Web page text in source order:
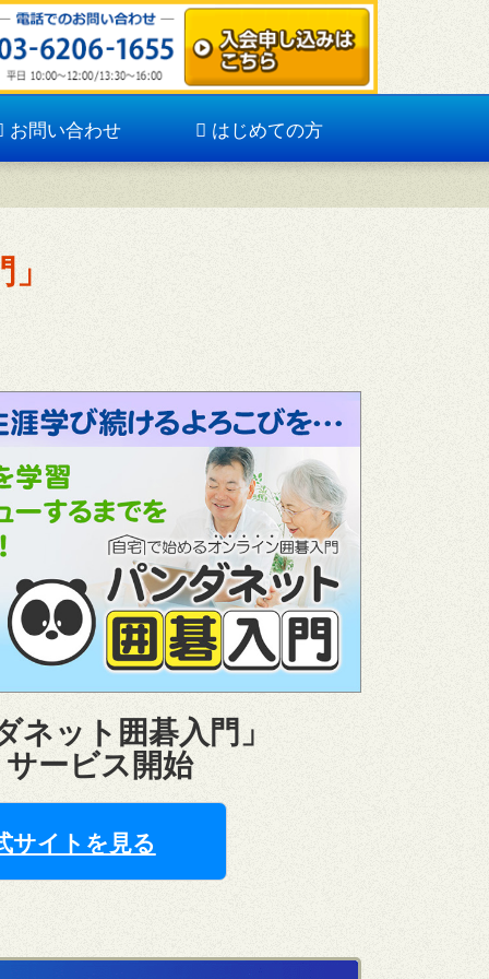
お問い合わせ はじめての方
ット囲碁入門」
ービス開始
サイトを見る